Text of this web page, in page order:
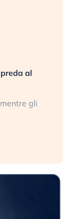
al
gli